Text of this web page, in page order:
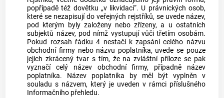
popřípadě též dovětku „v likvidaci“. U právnických osob,
které se nezapisují do veřejných rejstříků, se uvede název,
pod kterým byly založeny nebo zřízeny, a u ostatních
subjektů název, pod nímž vystupují vůči třetím osobám.
Pokud rozsah řádku 4 nestačí k zapsání celého názvu
obchodní firmy nebo názvu poplatníka, uvede se pouze
jejich zkrácený tvar s tím, že na zvláštní příloze se pak
vyznačí celý název obchodní firmy, případně název
poplatníka. Název poplatníka by měl být vyplněn v
souladu s názvem, který je uveden v rámci příslušného
Informačního přehledu.